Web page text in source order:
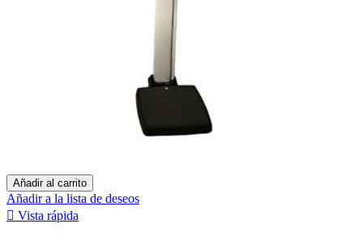
Añadir al carrito
Añadir a la lista de deseos
 Vista rápida